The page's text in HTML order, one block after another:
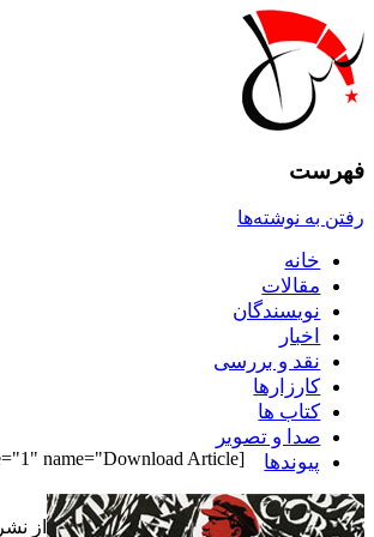
فهرست
رفتن به نوشته‌ها
خانه
مقالات
نويسندگان
اخبار
نقد و بررسى
کارزارها
کتاب ها
صدا و تصوير
پيوندها
[pdf_attachment file="1" name="Download Article"]
از